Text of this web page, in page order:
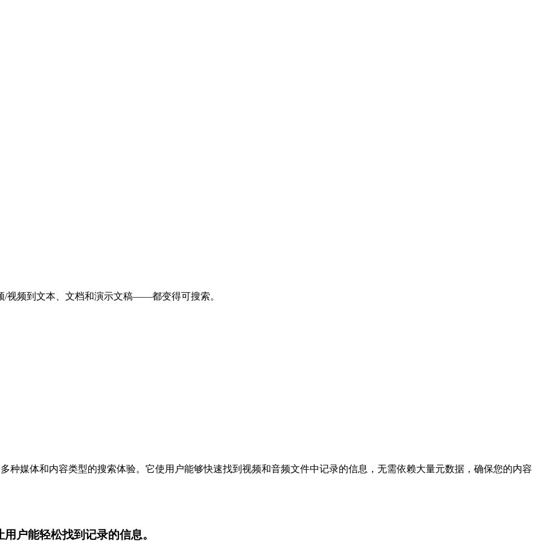
视频到文本、文档和演示文稿——都变得可搜索。
种媒体和内容类型的搜索体验。它使用户能够快速找到视频和音频文件中记录的信息，无需依赖大量元数据，确保您的内容
户能轻松找到记录的信息。